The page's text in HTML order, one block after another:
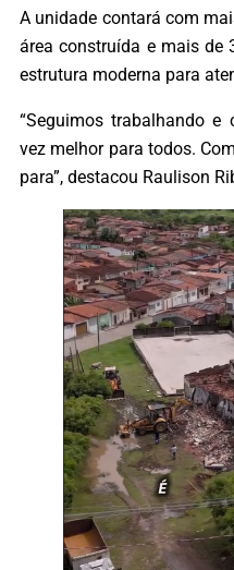
A unidade contará com
área construída e mais de
estrutura moderna para
“Seguimos trabalhando e
vez melhor para todos.
para”, destacou Raulison